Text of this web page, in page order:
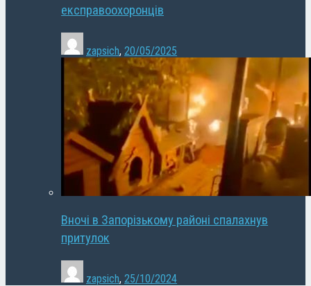
експравоохоронців
zapsich, 20/05/2025
Вночі в Запорізькому районі спалахнув
притулок
zapsich, 25/10/2024